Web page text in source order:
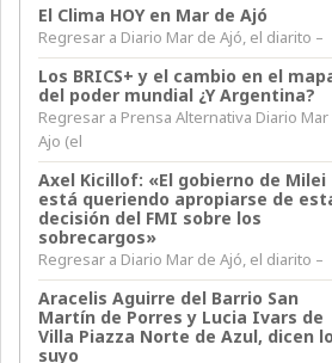
El Clima HOY en Mar de Ajó
Regresar a Diario Mar de Ajó, el diarito –
Los BRICS+ y el cambio en el
del poder mundial ¿Y Argentina?
Regresar a Prensa Alternativa Diario Mar
Ajo (el
Axel Kicillof: «El gobierno de Milei
está queriendo apropiarse de
decisión del FMI sobre los
sobrecargos»
Regresar a Diario Mar de Ajó, el diarito –
Aracelis Aguirre del Barrio San
Martín de Porres y Lucia Ivars de
Villa Piazza Norte de Azul, dicen lo
suyo